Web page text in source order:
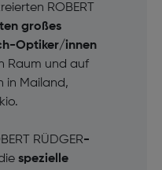
ROBERT
großes
Optiker/innen
Raum und auf
in Mailand,
RÜDGER-
spezielle